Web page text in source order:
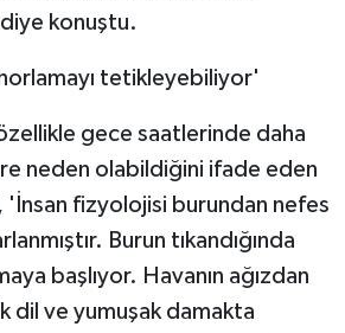
konuştu.
horlamayı tetikleyebiliyor'
gece saatlerinde daha
neden olabildiğini ifade eden
'İnsan fizyolojisi burundan nefes
Burun tıkandığında
başlıyor. Havanın ağızdan
dil ve yumuşak damakta